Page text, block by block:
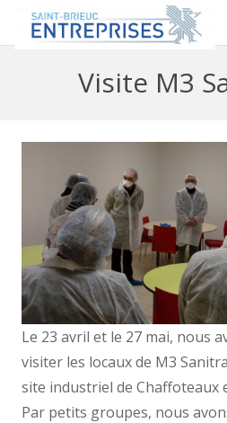
Visite M3
Le 23 avril et le 27 mai, nous
visiter les locaux de M3
site industriel de Chaffoteaux
Par petits groupes, nous